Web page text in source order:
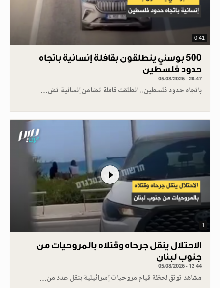
0.41
500 بوسني ينطلقون بقافلة إنسانية باتجاه
حدود فلسطين
05/08/2026 - 20:47
باتجاه حدود فلسطين.. انطلقت قافلة تضامن إنسانية تض…
1
الاحتلال ينقل جرحاه وقتلاه بالمروحيات من
جنوب لبنان
05/08/2026 - 12:44
مشاهد توثق لحظة قيام مروحيات إسرائيلية بنقل عدد من…